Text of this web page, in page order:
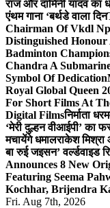
राज और दामिनी यादव का
एंथम गाना ‘बर्थडे वाला दिन
Chairman Of Vkdl
Distinguished
Badminton
Chandra A
Symbol Of Dedication
Royal Global Queen
For Short Films At
Digital Filmsनिर्माता
‘मेरी दुल्हन वीआईपी’
मचायेंगे धमालराकेश मिश्रा
बा रुई जइसन’ वर्ल्डवाइड
Announces 8 New
Featuring Seema
Kochhar, Brijendra
Fri. Aug 7th, 2026